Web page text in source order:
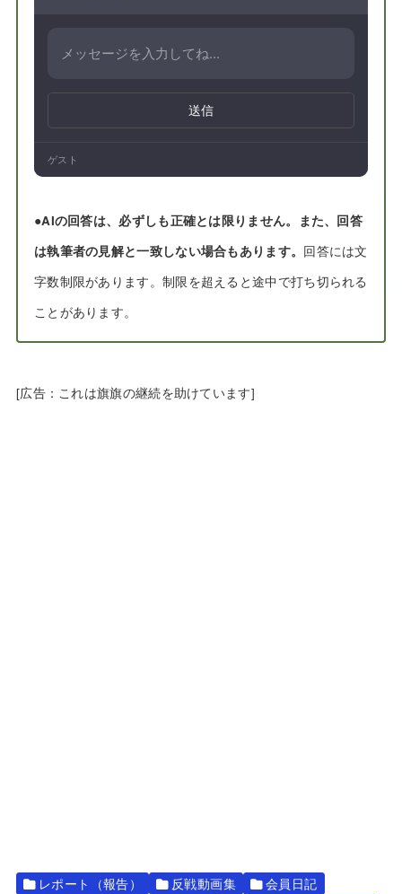
送信
ゲスト
●AIの回答は、必ずしも正確とは限りません。また、回答
は執筆者の見解と一致しない場合もあります。 回答には文
字数制限があります。制限を超えると途中で打ち切られる
ことがあります。
[広告：これは旗旗の継続を助けています]
レポート（報告） 反戦動画集
会員日記